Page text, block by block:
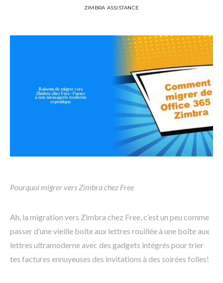
ZIMBRA ASSISTANCE
Pourquoi migrer vers Zimbra chez Free
Ah, la migration vers Zimbra chez Free, c’est un peu comme
passer d’une vieille boîte aux lettres rouillée à une boîte aux
lettres ultramoderne avec des gadgets intégrés pour trier
tes factures ennuyeuses des invitations à des soirées folles!